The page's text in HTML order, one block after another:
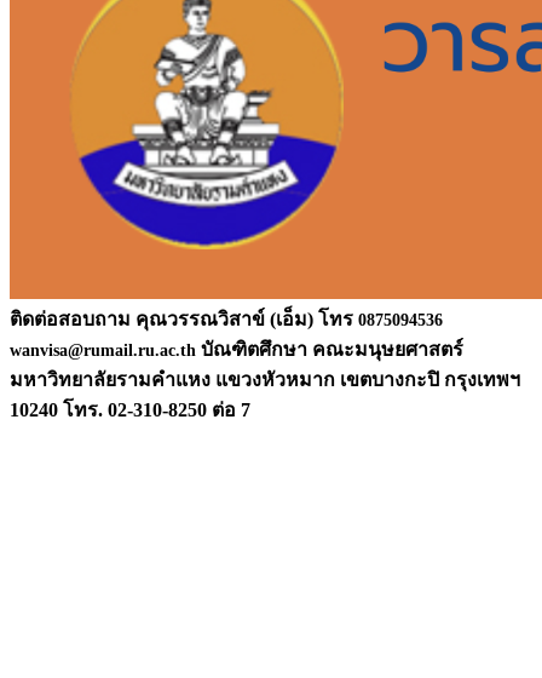
ติดต่อสอบถาม คุณวรรณวิสาข์ (เอ็ม) โทร 0875094536
wanvisa@rumail.ru.ac.th บัณฑิตศึกษา คณะมนุษยศาสตร์
มหาวิทยาลัยรามคำแหง แขวงหัวหมาก เขตบางกะปิ กรุงเทพฯ
10240 โทร. 02-310-8250 ต่อ 7